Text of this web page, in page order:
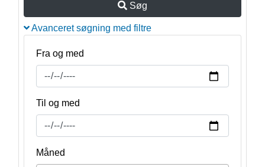
Søg
Avanceret søgning med filtre
Fra og med
Til og med
Måned